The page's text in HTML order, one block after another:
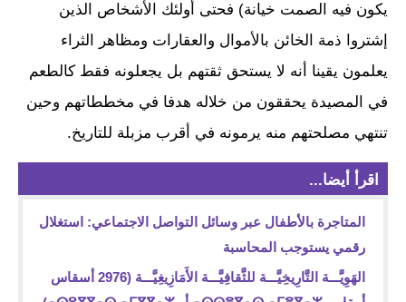
يكون فيه الصمت خيانة) فحتى أولئك الأشخاص الذين
إشتروا ذمة الخائن بالأموال والعقارات ومظاهر الثراء
يعلمون يقينا أنه لا يستحق ثقتهم بل يجعلونه فقط كالطعم
في المصيدة يحققون من خلاله هدفا في مخططاتهم وحين
تنتهي مصلحتهم منه يرمونه في أقرب مزبلة للتاريخ.
اقرأ أيضا...
المتاجرة بالأطفال عبر وسائل التواصل الاجتماعي: استغلال
رقمي يستوجب المحاسبة
الهَوِيَّـــة التَّارِيخِيَّـــة للثَّقافِيَّـــة الأَمَازِيغِيَّـــة (2976 أسقاس